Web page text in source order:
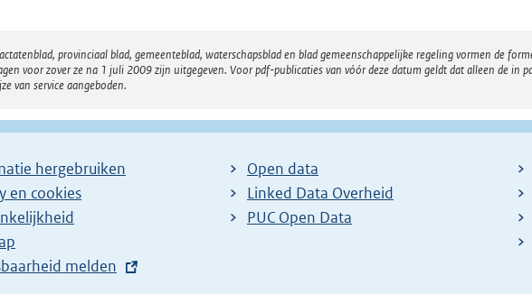
provinciaal blad, gemeenteblad, waterschapsblad en blad gemeenschappelijke regeling vormen de
voor zover ze na 1 juli 2009 zijn uitgegeven. Voor pdf-publicaties van vóór deze datum geldt dat alleen de in
van service aangeboden.
hergebruiken
en cookies
melden
Open data
Linked Data Overheid
PUC Open Data